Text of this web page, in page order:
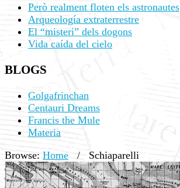
Però realment floten els astronautes
Arqueología extraterrestre
El “misteri” dels dogons
Vida caída del cielo
BLOGS
Golgafrinchan
Centauri Dreams
Francis the Mule
Materia
Browse: Home / Schiaparelli